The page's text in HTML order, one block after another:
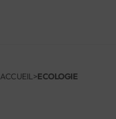
ACCUEIL >ECOLOGIE